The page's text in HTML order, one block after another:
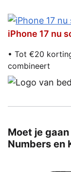
iPhone 17 nu
• Tot €20
combineert
Moet je
Numbers en